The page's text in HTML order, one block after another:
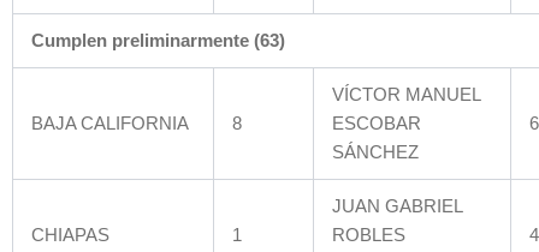
Cumplen preliminarmente (63)
BAJA CALIFORNIA 8
VÍCTOR MANUEL
ESCOBAR
SÁNCHEZ
CHIAPAS 1
JUAN GABRIEL
ROBLES